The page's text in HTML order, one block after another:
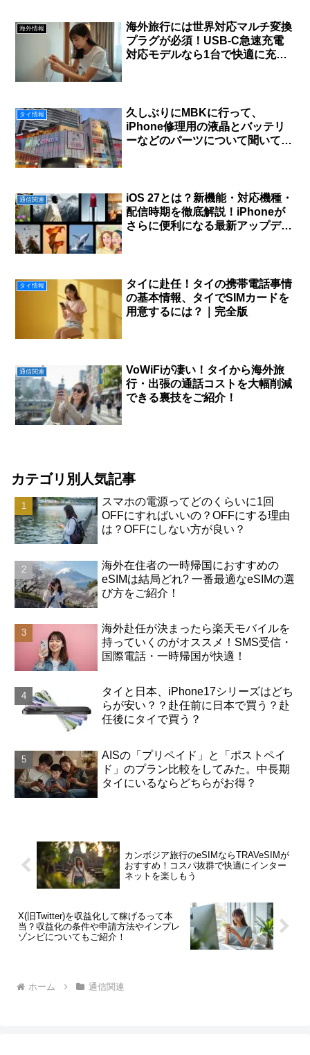
海外情報
海外旅行には世界対応マルチ変換
プラグが必須！USB-C急速充電
対応モデルなら1台で快適に充電
タイ情報
久しぶりにMBKに行って、
iPhone修理用の液晶とバッテリ
ーなどのパーツについて聞いてみ
通信関連
iOS 27とは？新機能・対応機種・
配信時期を徹底解説！iPhoneが
さらに便利になる最新アップデー
タイ情報
タイに赴任！タイの携帯電話事情
の基本情報、タイでSIMカードを
用意するには？｜完全版
通信関連
VoWiFiが凄い！タイから海外旅
行・出張の通話コストを大幅削減
できる裏技をご紹介！
カテゴリ別人気記事
スマホの電源ってどのくらいに1回
OFFにすればいいの？OFFにする理由
は？OFFにしない方が良い？
海外在住者の一時帰国におすすめの
eSIMは結局どれ? 一番最適なeSIMの選
び方をご紹介！
海外赴任が決まったら楽天モバイルを
持っていくのがオススメ！SMS受信・
国際電話・一時帰国が快適！
タイと日本、iPhone17シリーズはどち
らが安い？？赴任前に日本で買う？赴
任後にタイで買う？
AISの「プリペイド」と「ポストペイ
ド」のプラン比較をしてみた。中長期
タイにいるならどちらがお得？
カンボジア旅行のeSIMならTRAVeSIMが
おすすめ！コスパ抜群で快適にインター
ネットを楽しもう
X(旧Twitter)を収益化して稼げるって本
当？収益化の条件や申請方法やインプレ
ゾンビについてもご紹介！
ホーム 通信関連